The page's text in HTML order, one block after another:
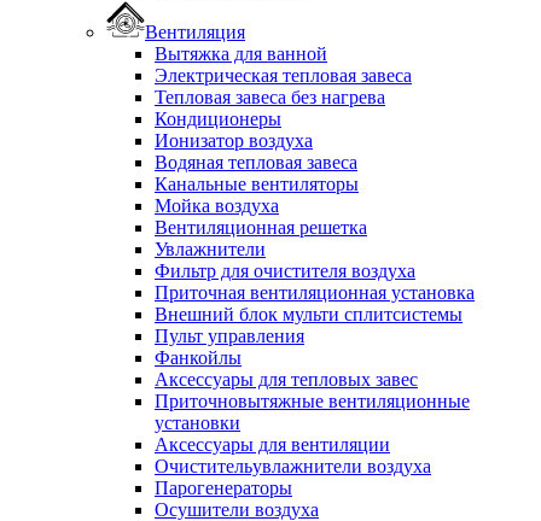
Вентиляция
Вытяжка для ванной
Электрическая тепловая завеса
Тепловая завеса без нагрева
Кондиционеры
Ионизатор воздуха
Водяная тепловая завеса
Канальные вентиляторы
Мойка воздуха
Вентиляционная решетка
Увлажнители
Фильтр для очистителя воздуха
Приточная вентиляционная установка
Внешний блок мульти сплитсистемы
Пульт управления
Фанкойлы
Аксессуары для тепловых завес
Приточновытяжные вентиляционные
установки
Аксессуары для вентиляции
Очистительувлажнители воздуха
Парогенераторы
Осушители воздуха